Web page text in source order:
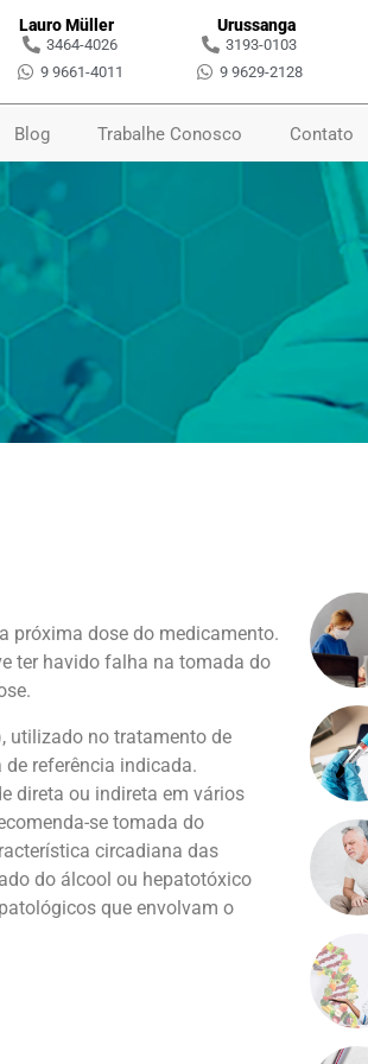
Lauro Müller
3464-4026
9 9661-4011
Urussanga
3193-0103
9 9629-2128
Blog Trabalhe Conosco Contato
próxima dose do medicamento.
ter havido falha na tomada do
utilizado no tratamento de
referência indicada.
direta ou indireta em vários
se tomada do
circadiana das
do álcool ou hepatotóxico
que envolvam o